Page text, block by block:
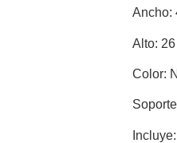
Ancho:
Alto:
Color:
Incluye: